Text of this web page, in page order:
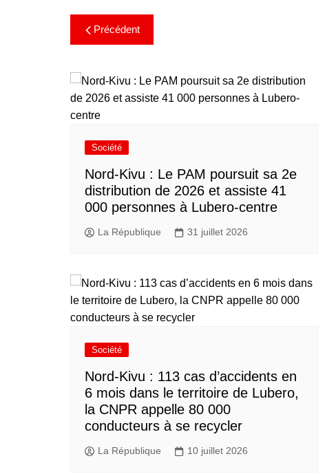
Précédent
Société
Nord-Kivu : Le PAM poursuit sa 2e
distribution de 2026 et assiste 41
000 personnes à Lubero-centre
La République 31 juillet 2026
Société
Nord-Kivu : 113 cas d’accidents en
6 mois dans le territoire de Lubero,
la CNPR appelle 80 000
conducteurs à se recycler
La République 10 juillet 2026